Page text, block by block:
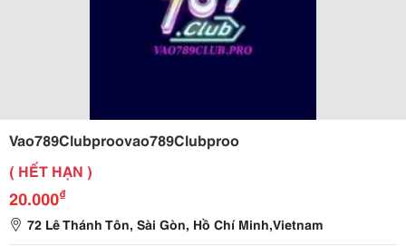
Vao789Clubproovao789Clubproo
( HẾT HẠN )
20.000₫
72 Lê Thánh Tôn, Sài Gòn, Hồ Chí Minh,Vietnam